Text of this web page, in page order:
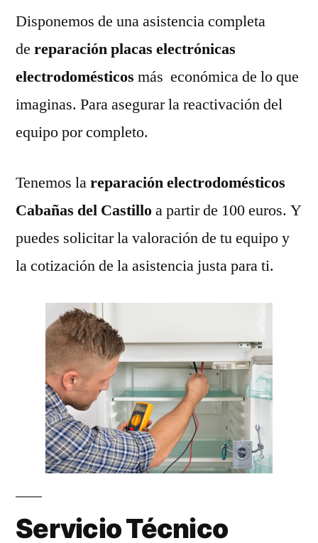
Disponemos de una asistencia completa
de reparación placas electrónicas
electrodomésticos más económica de lo que
imaginas. Para asegurar la reactivación del
equipo por completo.
Tenemos lareparación electrodomésticos
Cabañas del Castilloa partir de 100 euros. Y
puedes solicitar la valoración de tu equipo y
la cotización de la asistencia justa para ti.
Servicio Técnico